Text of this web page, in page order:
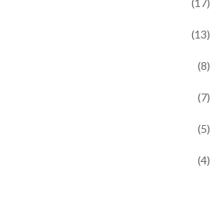
(13)
(8)
(7)
(5)
(4)